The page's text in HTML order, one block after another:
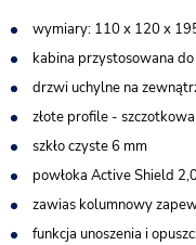
wymiary: 110 x 120 x
kabina przystosowana
drzwi uchylne na
złote profile -
szkło czyste 6 mm
powłoka Active Shield 2,0
zawias kolumnowy
funkcja unoszenia i